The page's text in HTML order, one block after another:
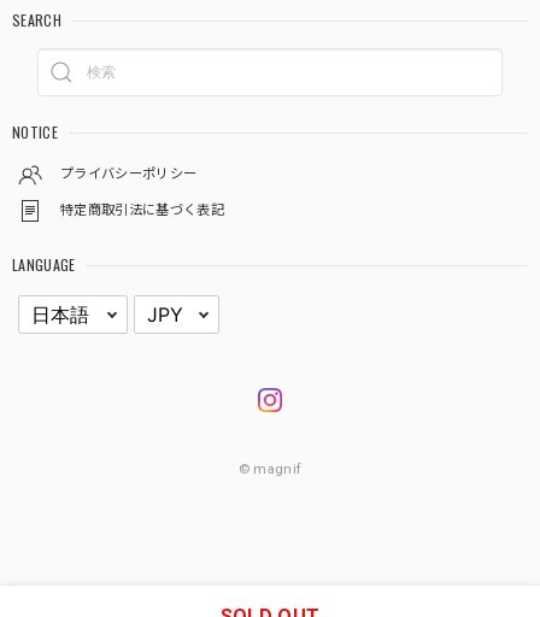
SEARCH
NOTICE
プライバシーポリシー
特定商取引法に基づく表記
LANGUAGE
© magnif